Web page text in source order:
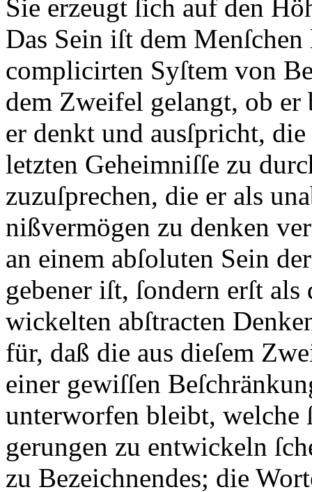
Sie erzeugt ſich auf den
Das Sein iſt dem
complicirten Syſtem von
dem Zweifel gelangt, ob er
er denkt und ausſpricht,
letzten Geheimniſſe zu
zuzuſprechen, die er als
nißvermögen zu denken
an einem abſoluten Sein
gebener iſt, ſondern erſt
wickelten abſtracten
für, daß die aus dieſem
einer gewiſſen
unterworfen bleibt, welche
gerungen zu entwickeln
zu Bezeichnendes; die